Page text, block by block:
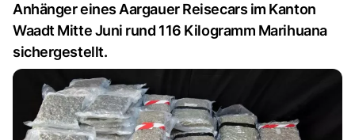
Anhänger eines Aargauer Reisecars im Kanton
Waadt Mitte Juni rund 116 Kilogramm Marihuana
sichergestellt.